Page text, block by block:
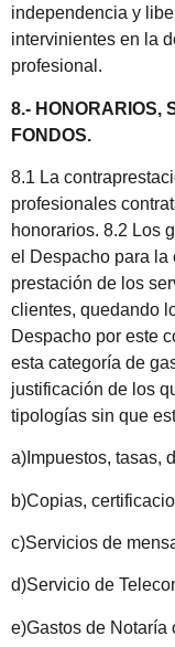
independencia y
intervinientes en la
profesional.
8.- HONORARIOS,
FONDOS.
8.1 La
profesionales
honorarios. 8.2 Los
el Despacho para la
prestación de los
clientes, quedando
Despacho por este
esta categoría de
justificación de los
tipologías sin que
a)Impuestos, tasas,
b)Copias,
c)Servicios de
d)Servicio de
e)Gastos de Notaría